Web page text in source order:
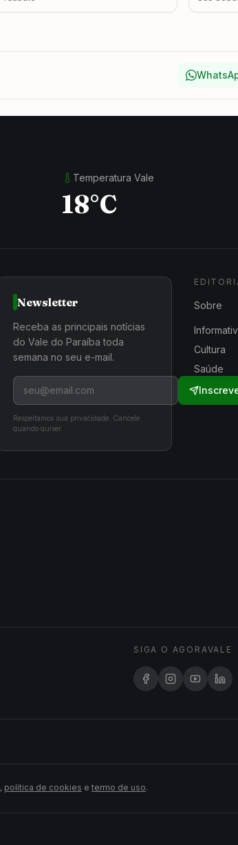
Temperatura Vale
18°C
Newsletter
Receba as principais notícias
do Vale do Paraíba toda
semana no seu e-mail.
Respeitamos sua privacidade. Cancele
quando quiser.
Sobre
Cultura
Saúde
SIGA O AGORAVALE
, política de cookies e termo de uso.